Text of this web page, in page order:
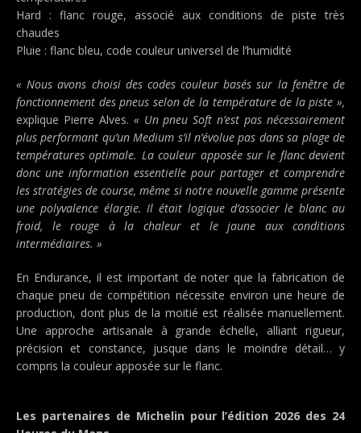
Hard : flanc rouge, associé aux conditions de piste très
chaudes
Pluie : flanc bleu, code couleur universel de l’humidité
« Nous avons choisi des codes couleur basés sur la fenêtre de
fonctionnement des pneus selon de la température de la piste »,
explique Pierre Alves. « Un pneu Soft n’est pas nécessairement
plus performant qu’un Medium s’il n’évolue pas dans sa plage de
températures optimale. La couleur apposée sur le flanc devient
donc une information essentielle pour partager et comprendre
les stratégies de course, même si notre nouvelle gamme présente
une polyvalence élargie. Il était logique d’associer le blanc au
froid, le rouge à la chaleur et le jaune aux conditions
intermédiaires. »
En Endurance, il est important de noter que la fabrication de
chaque pneu de compétition nécessite environ une heure de
production, dont plus de la moitié est réalisée manuellement.
Une approche artisanale à grande échelle, alliant rigueur,
précision et constance, jusque dans le moindre détail… y
compris la couleur apposée sur le flanc.
Les partenaires de Michelin pour l’édition 2026 des 24